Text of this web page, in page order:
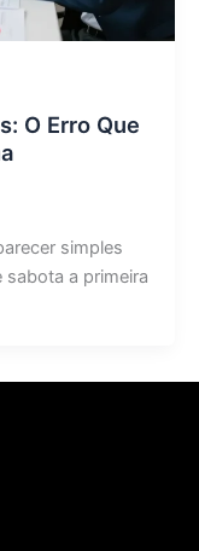
O Erro Que
simples
a primeira